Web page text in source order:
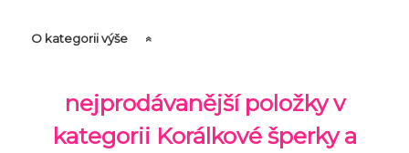
O kategorii výše
nejprodávanější položky v
kategorii Korálkové šperky a